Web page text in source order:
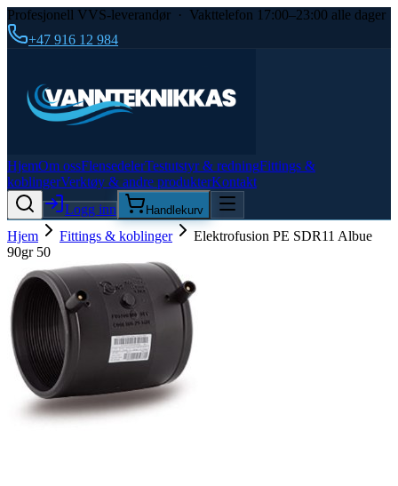
Profesjonell VVS-leverandør · Vakttelefon 17:00–23:00 alle dager
+47 916 12 984
HjemOm ossFlensedelerTestutstyr & redningFittings &
koblingerVerktøy & andre produkterKontakt
Logg inn
Handlekurv
Hjem Fittings & koblinger
Elektrofusion PE SDR11 Albue
90gr 50